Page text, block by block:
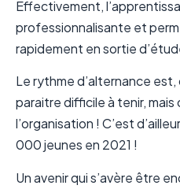
Effectivement,
professionnalisante et
rapidement en sortie
Le rythme d’alternance
paraitre difficile à tenir,
l’organisation ! C’est
000 jeunes en 2021 !
Un avenir qui s’avère être